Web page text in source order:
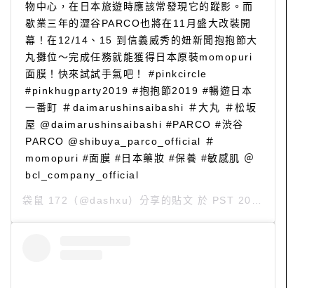
物中心，在日本旅遊時應該常發現它的蹤影。而
歇業三年的澀谷PARCO也將在11月盛大改裝開
幕！在12/14、15 到信義威秀的妞新聞抱抱節大
丸攤位～完成任務就能獲得日本原裝momopuri
面膜！快來試試手氣吧！ #pinkcircle
#pinkhugparty2019 #抱抱節2019 #暢遊日本
一番町 ＃daimarushinsaibashi ＃大丸 ＃松坂
屋 @daimarushinsaibashi #PARCO #渋谷
PARCO @shibuya_parco_official ＃
momopuri #面膜 #日本藥妝 #保養 #敏感肌 ＠
bcl_company_official
袋鼠 172 （@dashxu）分享的貼文 於 PST 2019 年 12月 月 9 日 下午 8:56